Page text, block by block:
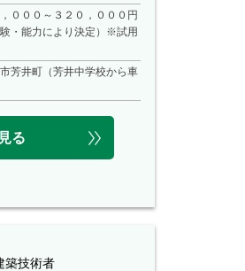
０００～３２０，０００円
験・能力により決定）※試用
芳井町（芳井中学校から車
る
築技術者